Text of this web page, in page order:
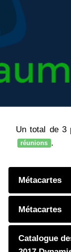
Un total de 3
réunions .
Métacartes
Métacartes
Catalogue